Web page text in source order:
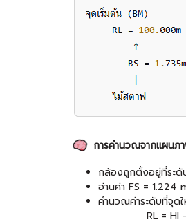
การคำนวณจากแผนภ
กล้องถูกตั้งอยู่ที่ระดั
อ่านค่า FS = 1.224
คำนวณค่าระดับที่จุด
RL = HI −